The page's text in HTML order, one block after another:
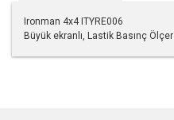
Ironman 4x4 ITYRE006
Büyük ekranlı, Lastik Basınç Ölçer